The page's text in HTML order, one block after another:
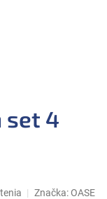
set 4
Značka: OASE